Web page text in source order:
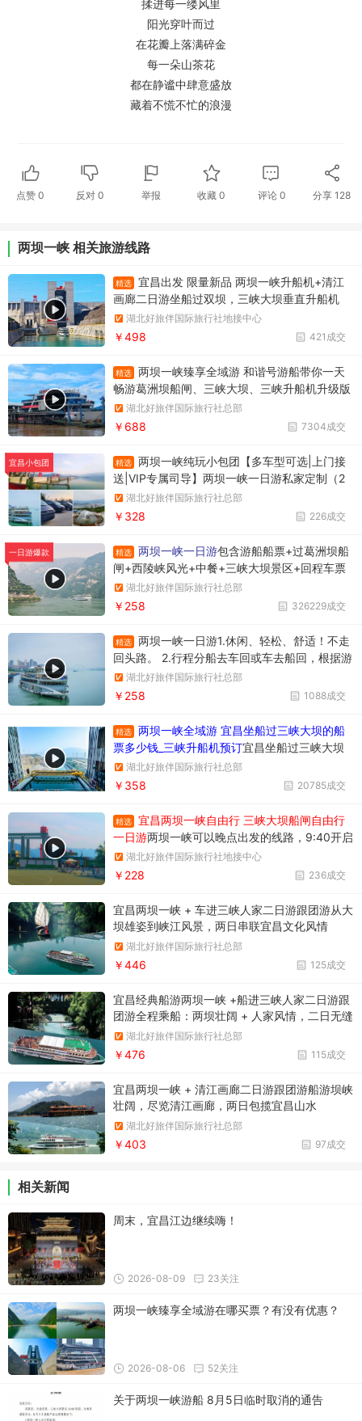
揉进每一缕风里
阳光穿叶而过
在花瓣上落满碎金
每一朵山茶花
都在静谧中肆意盛放
藏着不慌不忙的浪漫
点赞 0 反对0 举报 收藏 0 评论 0 分享128
两坝一峡 相关旅游线路
精选
宜昌出发 限量新品 两坝一峡升船机+清江
画廊二日游坐船过双坝，三峡大坝垂直升船机
+葛洲坝船闸，游清江百里画廊
湖北好旅伴国际旅行社地接中心
421成交
￥498
精选
两坝一峡臻享全域游 和谐号游船带你一天
畅游葛洲坝船闸、三峡大坝、三峡升船机升级版
两坝一峡，升级版两坝一峡全域游，两坝一峡PL
US版本
湖北好旅伴国际旅行社总部
7304成交
￥688
宜昌小包团 精选
两坝一峡纯玩小包团【多车型可选|上门接
送|VIP专属司导】两坝一峡一日游私家定制（2
人起订）+1单1团+不拼车+往返接送+观三峡大
坝过葛洲坝游西陵峡
湖北好旅伴国际旅行社总部
226成交
￥328
一日游爆款 精选 两坝一峡一日游包含游船船票+过葛洲坝船
闸+西陵峡风光+中餐+三峡大坝景区+回程车票
湖北好旅伴国际旅行社总部
326229成交
￥258
精选
两坝一峡一日游1.休闲、轻松、舒适！不走
回头路。 2.行程分船去车回或车去船回，根据游
船停泊所在位置确定。车去船回时上午游览三峡
大坝，下午游览西陵峡大峡谷。行程调整先后顺
湖北好旅伴国际旅行社总部
1088成交
￥258
精选
两坝一峡全域游 宜昌坐船过三峡大坝的船
票多少钱_三峡升船机预订宜昌坐船过三峡大坝
升船机一日游358元/人，一天时间坐船过两个
坝，葛洲坝和三峡大坝。
湖北好旅伴国际旅行社总部
20785成交
￥358
精选
宜昌两坝一峡自由行 三峡大坝船闸自由行
一日游两坝一峡可以晚点出发的线路，9:40开启
三峡之旅。两坝一峡游船过葛洲坝船闸
湖北好旅伴国际旅行社地接中心
236成交
￥228
宜昌两坝一峡 + 车进三峡人家二日游跟团游从大
坝雄姿到峡江风景，两日串联宜昌文化风情
湖北好旅伴国际旅行社总部
125成交
￥446
宜昌经典船游两坝一峡 +船进三峡人家二日游跟
团游全程乘船：两坝壮阔 + 人家风情，二日无缝
漫游湖北好旅伴国际旅行社总部
115成交
￥476
宜昌两坝一峡 + 清江画廊二日游跟团游船游坝峡
壮阔，尽览清江画廊，两日包揽宜昌山水
湖北好旅伴国际旅行社总部
97成交
￥403
相关新闻
周末，宜昌江边继续嗨！
23关注
2026-08-09
两坝一峡臻享全域游在哪买票？有没有优惠？
52关注
2026-08-06
关于两坝一峡游船 8月5日临时取消的通告